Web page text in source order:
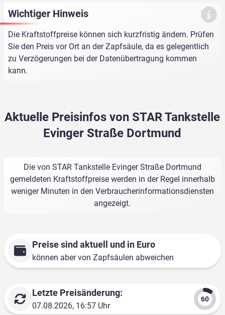
Wichtiger Hinweis
Die Kraftstoffpreise können sich kurzfristig ändern. Prüfen
Sie den Preis vor Ort an der Zapfsäule, da es gelegentlich
zu Verzögerungen bei der Datenübertragung kommen
kann.
Aktuelle Preisinfos von STAR Tankstelle
Evinger Straße Dortmund
Die von STAR Tankstelle Evinger Straße Dortmund
gemeldeten Kraftstoffpreise werden in der Regel innerhalb
weniger Minuten in den Verbraucherinformationsdiensten
angezeigt.
Preise sind aktuell und in Euro
können aber von Zapfsäulen abweichen
Letzte Preisänderung:
07.08.2026, 16:57 Uhr